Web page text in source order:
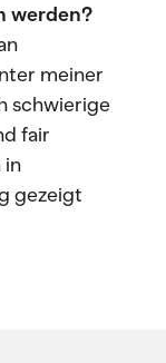
werden?
meiner
schwierige
fair
in
gezeigt